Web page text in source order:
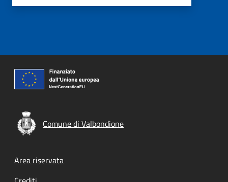
Comune di Valbondione
Footer menu
Area riservata